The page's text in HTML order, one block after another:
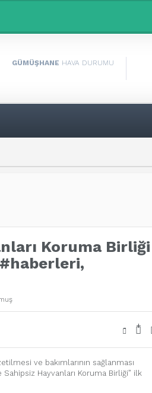
GÜMÜŞHANE HAVA DURUMU
Koruma Birliği
- +
ve bakımlarının sağlanması
Hayvanları Koruma Birliği” ilk